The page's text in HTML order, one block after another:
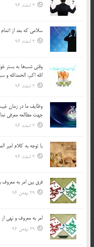
2 اسفند 96
سلامي كه بعد از اتمام نماز به 3 امام داده
2 اسفند 96
وقتي شب‌ها به بستر
الله اكبر، الحمدالله
2 اسفند 96
وظايف ما در زمان
جهت مطالعه معرفي
2 اسفند 96
با توجه به كلام امير
2 اسفند 96
فرق بين امر به
29 بهمن 96
امر به معروف و نهي از
29 بهمن 96